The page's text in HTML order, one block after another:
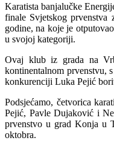
Karatista banjalučke
finale Svjetskog prvenstva
godine, na koje je
u svojoj kategoriji.
Ovaj klub iz grada na
kontinentalnom prvenstvu,
konkurenciji Luka Pejić
Podsjećamo, četvorica
Pejić, Pavle Dujaković i
prvenstvo u grad Konja u
oktobra.